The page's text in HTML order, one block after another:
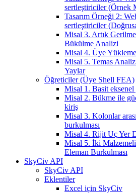
sertleştiriciler (Örnek
Tasarım Örneği 2:
sertleştiriciler
Misal 3. Artık
Bükülme Analizi
Misal 4. Üye
Misal 5. Temas Analizi
Yaylar
Öğreticiler (Üye Shell FEA)
Misal 1. Basit
Misal 2. Bükme ile
kiriş
Misal 3. Kolonlar
burkulması
Misal 4. Rijit Uç Yer
Misal 5. İki
Eleman Burkulması
SkyCiv API
SkyCiv API
Eklentiler
Excel için SkyCiv